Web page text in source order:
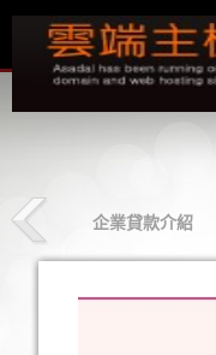
企業貸款介紹